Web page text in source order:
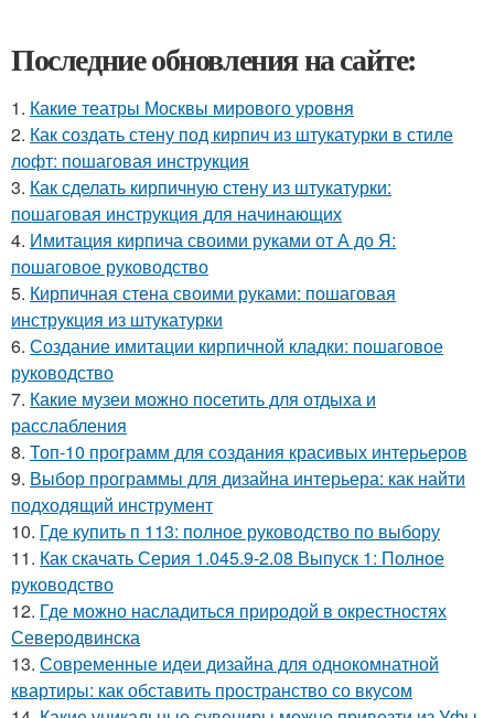
Последние обновления на сайте:
1. Какие театры Москвы мирового уровня
2. Как создать стену под кирпич из штукатурки в стиле
лофт: пошаговая инструкция
3. Как сделать кирпичную стену из штукатурки:
пошаговая инструкция для начинающих
4. Имитация кирпича своими руками от А до Я:
пошаговое руководство
5. Кирпичная стена своими руками: пошаговая
инструкция из штукатурки
6. Создание имитации кирпичной кладки: пошаговое
руководство
7. Какие музеи можно посетить для отдыха и
расслабления
8. Топ-10 программ для создания красивых интерьеров
9. Выбор программы для дизайна интерьера: как найти
подходящий инструмент
10. Где купить п 113: полное руководство по выбору
11. Как скачать Серия 1.045.9-2.08 Выпуск 1: Полное
руководство
12. Где можно насладиться природой в окрестностях
Северодвинска
13. Современные идеи дизайна для однокомнатной
квартиры: как обставить пространство со вкусом